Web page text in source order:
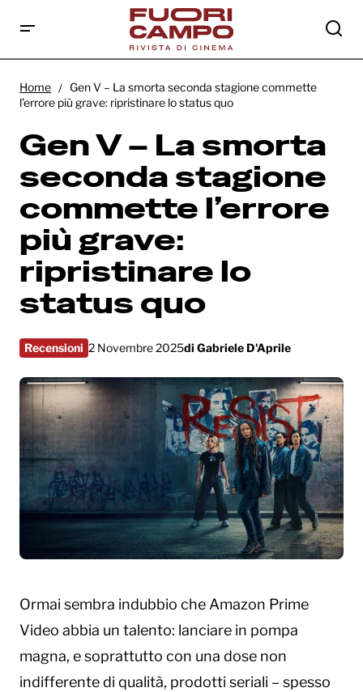
commette l’errore più grave: ripristinare lo
status quo
Home
Gen V – La smorta seconda stagione commette
l’errore più grave: ripristinare lo status quo
Gen V – La smorta
seconda stagione
commette l’errore
più grave:
ripristinare lo
status quo
Recensioni 2 Novembre 2025di Gabriele D'Aprile
Ormai sembra indubbio che Amazon Prime
Video abbia un talento: lanciare in pompa
magna, e soprattutto con una dose non
indifferente di qualità, prodotti seriali – spesso